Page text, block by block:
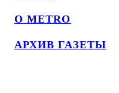
О METRO
АРХИВ ГАЗЕТЫ